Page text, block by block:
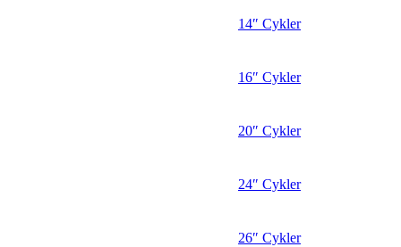
14″ Cykler
16″ Cykler
20″ Cykler
24″ Cykler
26″ Cykler